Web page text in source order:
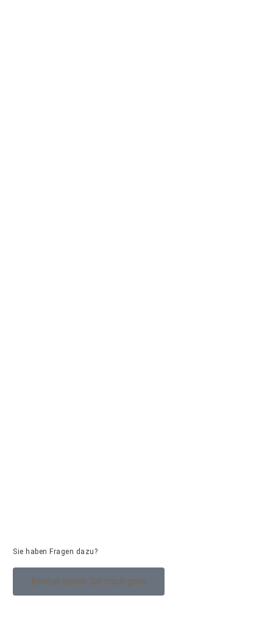
Sie haben Fragen dazu?
Kontaktieren Sie mich gern